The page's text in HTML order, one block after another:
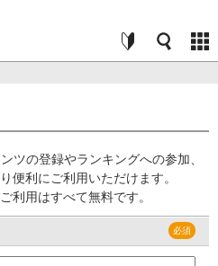
ツの登録やランキングへの参加、
便利にご利用いただけます。
利用はすべて無料です。